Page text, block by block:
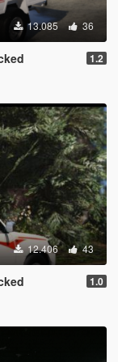
13.085 36
1.2
12.406 43
1.0